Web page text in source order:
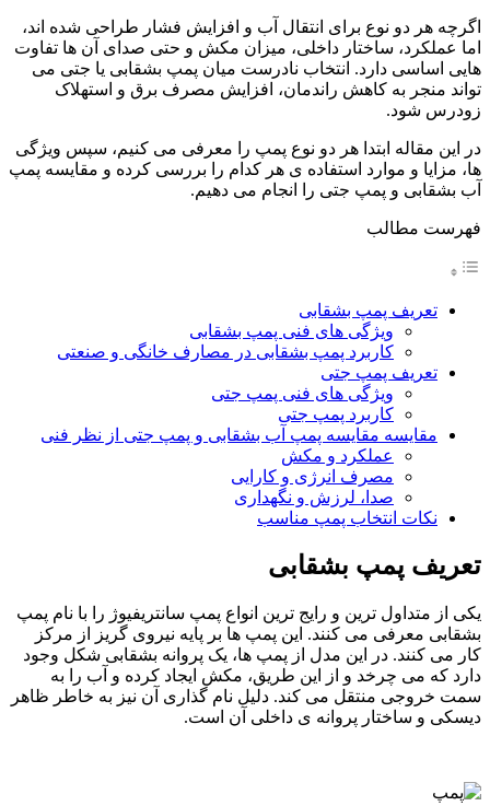
اگرچه هر دو نوع برای انتقال آب و افزایش فشار طراحی شده اند،
اما عملکرد، ساختار داخلی، میزان مکش و حتی صدای آن ها تفاوت
هایی اساسی دارد. انتخاب نادرست میان پمپ بشقابی یا جتی می
تواند منجر به کاهش راندمان، افزایش مصرف برق و استهلاک
زودرس شود.
در این مقاله ابتدا هر دو نوع پمپ را معرفی می کنیم، سپس ویژگی
ها، مزایا و موارد استفاده ی هر کدام را بررسی کرده و مقایسه پمپ
آب بشقابی و پمپ جتی را انجام می دهیم.
فهرست مطالب
تعریف پمپ بشقابی
ویژگی های فنی پمپ بشقابی
کاربرد پمپ بشقابی در مصارف خانگی و صنعتی
تعریف پمپ جتی
ویژگی های فنی پمپ جتی
کاربرد پمپ جتی
مقایسه مقایسه پمپ آب بشقابی و پمپ جتی از نظر فنی
عملکرد و مکش
مصرف انرژی و کارایی
صدا، لرزش و نگهداری
نکات انتخاب پمپ مناسب
تعریف پمپ بشقابی
یکی از متداول ترین و رایج ترین انواع پمپ سانتریفیوژ را با نام پمپ
بشقابی معرفی می کنند. این پمپ ها بر پایه نیروی گریز از مرکز
کار می کنند. در این مدل از پمپ ها، یک پروانه بشقابی شکل وجود
دارد که می چرخد و از این طریق، مکش ایجاد کرده و آب را به
سمت خروجی منتقل می کند. دلیل نام گذاری آن نیز به خاطر ظاهر
دیسکی و ساختار پروانه ی داخلی آن است.